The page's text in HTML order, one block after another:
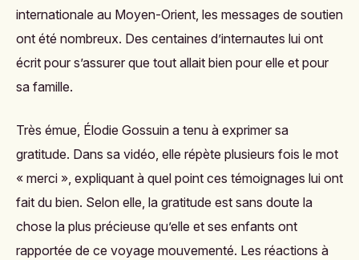
internationale au Moyen-Orient, les messages de soutien
ont été nombreux. Des centaines d’internautes lui ont
écrit pour s’assurer que tout allait bien pour elle et pour
sa famille.
Très émue, Élodie Gossuin a tenu à exprimer sa
gratitude. Dans sa vidéo, elle répète plusieurs fois le mot
« merci », expliquant à quel point ces témoignages lui ont
fait du bien. Selon elle, la gratitude est sans doute la
chose la plus précieuse qu’elle et ses enfants ont
rapportée de ce voyage mouvementé. Les réactions à